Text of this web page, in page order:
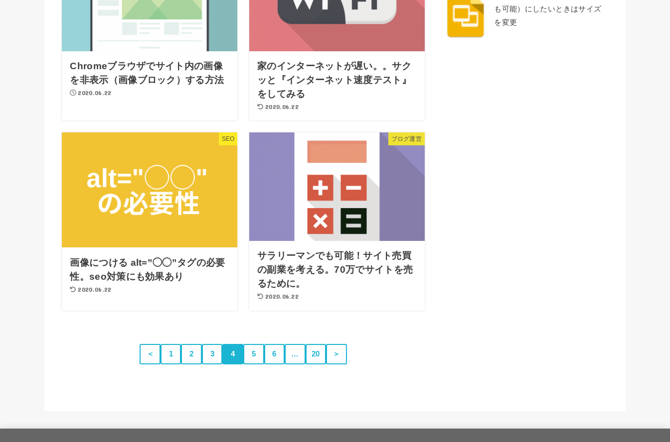
Chromeブラウザでサイト内の画像
を非表示（画像ブロック）する方法
2020.06.22
家のインターネットが遅い。。サク
ッと『インターネット速度テスト』
をしてみる
2020.06.22
SEO
画像につける alt=”◯◯”タグの必要
性。seo対策にも効果あり
2020.06.22
ブログ運営
サラリーマンでも可能！サイト売買
の副業を考える。70万でサイトを売
るために。
2020.06.22
＜ 1 2 3 4 5 6 … 20 ＞
も可能）にしたいときはサイズ
を変更